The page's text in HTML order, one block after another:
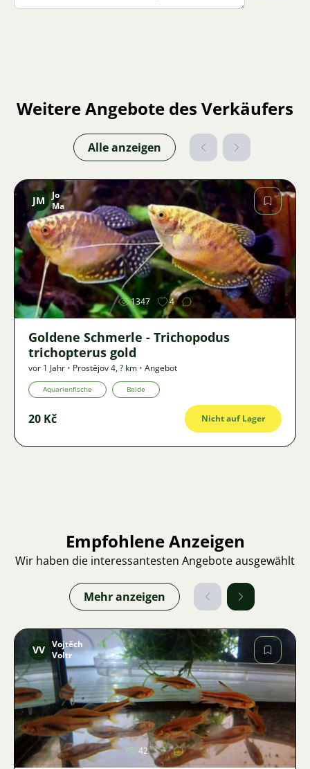
Weitere Angebote des Verkäufers
Alle anzeigen
Bild
JM
Jo
Ma
1347 4
Goldene Schmerle - Trichopodus
trichopterus gold
vor 1 Jahr • Prostějov 4,? km • Angebot
Aquarienfische Beide
20 Kč Nicht auf Lager
Empfohlene Anzeigen
Wir haben die interessantesten Angebote ausgewählt
Mehr anzeigen
Bild
VV Vojtěch
Voltr
42